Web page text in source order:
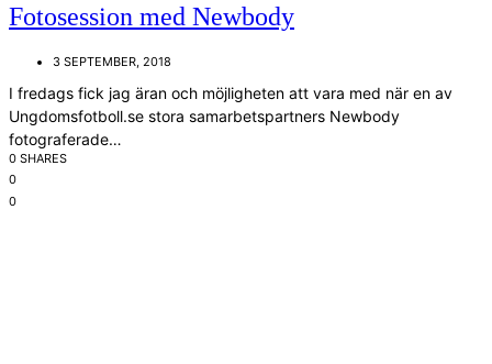
Fotosession med Newbody
3 SEPTEMBER, 2018
I fredags fick jag äran och möjligheten att vara med när en av
Ungdomsfotboll.se stora samarbetspartners Newbody
fotograferade…
0 SHARES
0
0